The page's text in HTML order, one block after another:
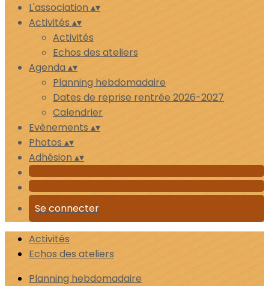
L'association▴▾
Activités ▴▾
Activités
Echos des ateliers
Agenda▴▾
Planning hebdomadaire
Dates de reprise rentrée 2026-2027
Calendrier
Evènements ▴▾
Photos ▴▾
Adhésion▴▾
Se connecter
Activités
Echos des ateliers
Planning hebdomadaire